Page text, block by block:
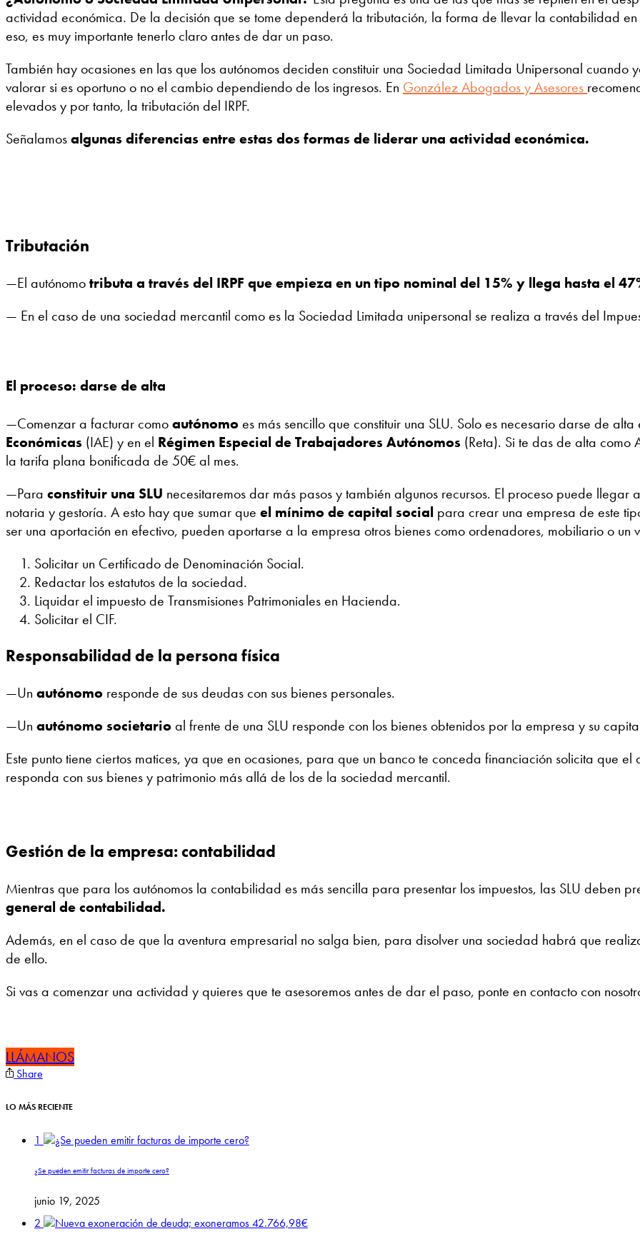
actividad económica. De la decisión que se tome dependerá la tributación, la forma de llevar la contabilidad
eso, es muy importante tenerlo claro antes de dar un paso.
También hay ocasiones en las que los autónomos deciden constituir una Sociedad Limitada Unipersonal
valorar si es oportuno o no el cambio dependiendo de los ingresos. En González Abogados y Asesores
elevados y por tanto, la tributación del IRPF.
Señalamosalgunas diferencias entre estas dos formas de liderar una actividad económica.
Tributación
—El autónomotributa a través del IRPF que empieza en un tipo nominal del 15% y llega hasta el
— En el caso de una sociedad mercantil como es la Sociedad Limitada unipersonal se realiza a través del
El proceso: darse de alta
—Comenzar a facturar comoautónomoes más sencillo que constituir una SLU. Solo es necesario darse de
Económicas (IAE) y en el Régimen Especial de Trabajadores Autónomos (Reta). Si te das de alta como
la tarifa plana bonificada de 50€ al mes.
—Para constituir una SLU necesitaremos dar más pasos y también algunos recursos. El proceso puede llegar
notaria y gestoría. A esto hay que sumar que el mínimo de capital social para crear una empresa de este
ser una aportación en efectivo, pueden aportarse a la empresa otros bienes como ordenadores, mobiliario o un
Solicitar un Certificado de Denominación Social.
Redactar los estatutos de la sociedad.
Liquidar el impuesto de Transmisiones Patrimoniales en Hacienda.
Solicitar el CIF.
Responsabilidad de la persona física
—Un autónomo responde de sus deudas con sus bienes personales.
—Un autónomo societarioal frente de una SLU responde con los bienes obtenidos por la empresa y su
Este punto tiene ciertos matices, ya que en ocasiones, para que un banco te conceda financiación solicita que
responda con sus bienes y patrimonio más allá de los de la sociedad mercantil.
Gestión de la empresa: contabilidad
Mientras que para los autónomos la contabilidad es más sencilla para presentar los impuestos, las SLU deben
general de contabilidad.
Además, en el caso de que la aventura empresarial no salga bien, para disolver una sociedad habrá que
de ello.
Si vas a comenzar una actividad y quieres que te asesoremos antes de dar el paso, ponte en contacto con
LLÁMANOS
Share
LO MÁS RECIENTE
1
¿Se pueden emitir facturas de importe cero?
junio 19, 2025
2